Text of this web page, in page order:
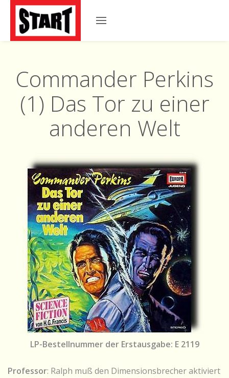
Commander Perkins
(1) Das Tor zu einer
anderen Welt
LP-Bestellnummer der Erstausgabe: E 2119
Professor: Ralph muß den Dimensionsbrecher aktiviert